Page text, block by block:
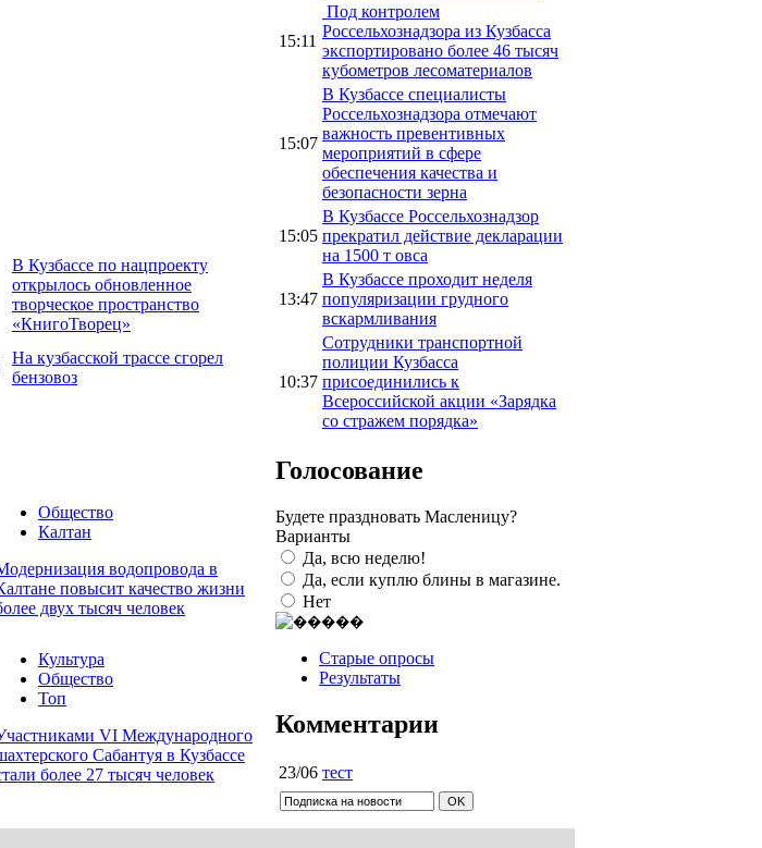
В Кузбассе по нацпроекту
открылось обновленное
творческое пространство
«КнигоТворец»
На кузбасской трассе сгорел
бензовоз
Общество
Калтан
водопровода в
повысит качество жизни
двух тысяч человек
Культура
Общество
Топ
VI Международного
Сабантуя в Кузбассе
более 27 тысяч человек
15:11
Под контролем
Россельхознадзора из Кузбасса
экспортировано более 46 тысяч
кубометров лесоматериалов
15:07
В Кузбассе специалисты
Россельхознадзора отмечают
важность превентивных
мероприятий в сфере
обеспечения качества и
безопасности зерна
15:05
В Кузбассе Россельхознадзор
прекратил действие декларации
на 1500 т овса
13:47
В Кузбассе проходит неделя
популяризации грудного
вскармливания
10:37
Сотрудники транспортной
полиции Кузбасса
присоединились к
Всероссийской акции «Зарядка
со стражем порядка»
Голосование
Будете праздновать Масленицу?
Варианты
Да, всю неделю!
Да, если куплю блины в магазине.
Нет
Старые опросы
Результаты
Комментарии
23/06 тест